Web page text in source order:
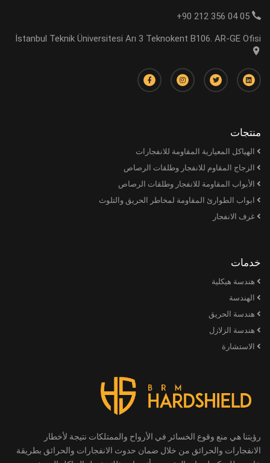
+90 212 356 04 05
İstanbul Teknik Üniversitesi Arı 3 Teknokent B106. AR-GE Ofisi
منتجات
خدمات
رؤيتنا هي منع وقوع الخسائر في الأرواح والممتلكات نتيجة لأخطار
الانفجارات والحرائق من خلال ضمان حدوث الانفجارات والحرائق بطريقة